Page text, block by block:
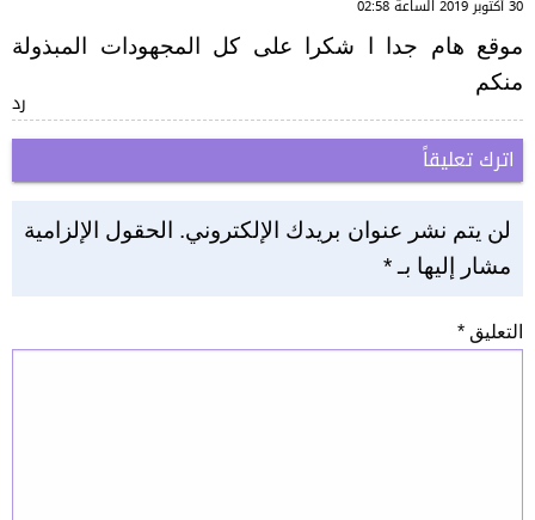
30 أكتوبر 2019 الساعة 02:58
موقع هام جدا ا شكرا على كل المجهودات المبذولة
منكم
رد
اترك تعليقاً
لن يتم نشر عنوان بريدك الإلكتروني.
الحقول الإلزامية
مشار إليها بـ*
التعليق *